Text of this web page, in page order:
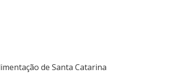
de Santa Catarina